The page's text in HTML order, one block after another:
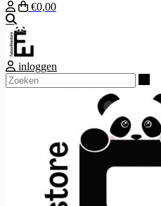
€0,00
inloggen